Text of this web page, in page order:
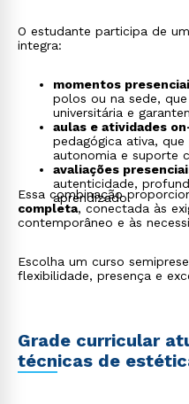
O estudante participa de
integra:
momentos
polos ou na sede,
universitária e
aulas e atividades
pedagógica ativa,
autonomia e suporte
avaliações
autenticidade,
aprendizado.
Essa combinação
completa, conectada às
contemporâneo e às
Escolha um curso
flexibilidade, presença e
Grade curricular
técnicas de